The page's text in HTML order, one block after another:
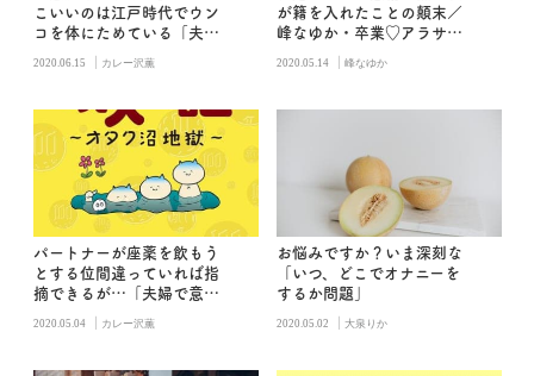
こいいのは江戸時代でウン
コを体にためている「夫婦
2020.06.15 | カレー沢薫
が籍を入れたことの顛末／
峰なゆか・卒業♡アラサー
2020.05.14 | 峰なゆか
パートナーが座薬を飲もう
とする位間違っていれば指
摘できるが…「夫婦で意見
が食い違う時」
2020.05.04 | カレー沢薫
お悩みですか？いま深刻な
「いつ、どこでオナニーを
するか問題」
2020.05.02 | 大泉りか